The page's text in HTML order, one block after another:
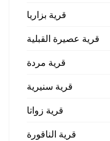
قرية بزاريا
قرية عصيرة القبلية
قرية مردة
قرية سنيرية
قرية زواتا
قرية الناقورة